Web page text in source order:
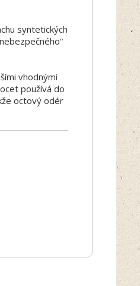
syntetických
vhodnými
používá do
octový odér